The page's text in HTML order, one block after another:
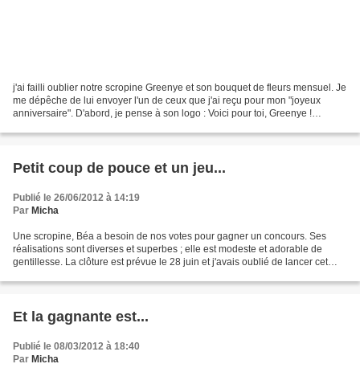
j'ai failli oublier notre scropine Greenye et son bouquet de fleurs mensuel. Je
me dépêche de lui envoyer l'un de ceux que j'ai reçu pour mon "joyeux
anniversaire". D'abord, je pense à son logo : Voici pour toi, Greenye !
Petit coup de pouce et un jeu...
Publié le 26/06/2012 à 14:19
Par Micha
Une scropine, Béa a besoin de nos votes pour gagner un concours. Ses
réalisations sont diverses et superbes ; elle est modeste et adorable de
gentillesse. La clôture est prévue le 28 juin et j'avais oublié de lancer cet
Et la gagnante est...
Publié le 08/03/2012 à 18:40
Par Micha